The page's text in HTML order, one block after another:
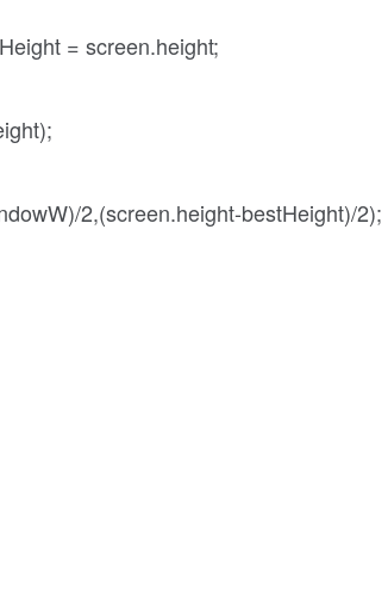
= screen.height;
2,(screen.height-bestHeight)/2);